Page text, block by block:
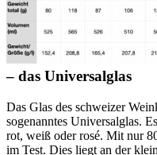
– das Universalglas
Das Glas des schweizer
sogenanntes Universalglas.
rot, weiß oder rosé. Mit nur
im Test. Dies liegt an der